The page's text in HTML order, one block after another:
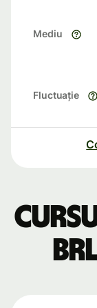
Mediu
Fluctuație